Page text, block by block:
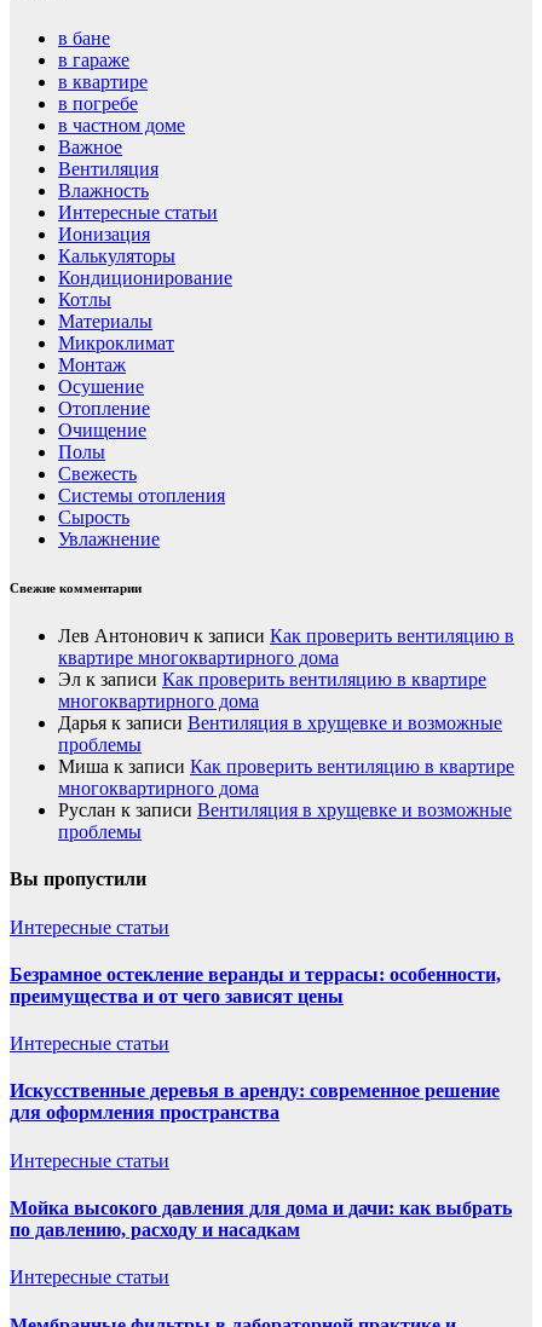
в бане
в гараже
в квартире
в погребе
в частном доме
Важное
Вентиляция
Влажность
Интересные статьи
Ионизация
Калькуляторы
Кондиционирование
Котлы
Материалы
Микроклимат
Монтаж
Осушение
Отопление
Очищение
Полы
Свежесть
Системы отопления
Сырость
Увлажнение
Свежие комментарии
Лев Антонович к записи Как проверить вентиляцию в
квартире многоквартирного дома
Эл к записи Как проверить вентиляцию в квартире
многоквартирного дома
Дарья к записи Вентиляция в хрущевке и возможные
проблемы
Миша к записи Как проверить вентиляцию в квартире
многоквартирного дома
Руслан к записи Вентиляция в хрущевке и возможные
проблемы
Вы пропустили
Интересные статьи
Безрамное остекление веранды и террасы: особенности,
преимущества и от чего зависят цены
Интересные статьи
Искусственные деревья в аренду: современное решение
для оформления пространства
Интересные статьи
Мойка высокого давления для дома и дачи: как выбрать
по давлению, расходу и насадкам
Интересные статьи